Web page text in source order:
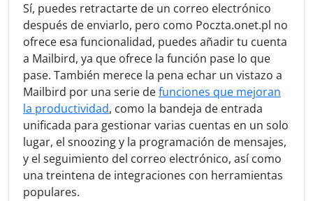
Sí, puedes retractarte de un correo electrónico
después de enviarlo, pero como Poczta.onet.pl no
ofrece esa funcionalidad, puedes añadir tu cuenta
a Mailbird, ya que ofrece la función pase lo que
pase. También merece la pena echar un vistazo a
Mailbird por una serie defunciones que mejoran
la productividad, como la bandeja de entrada
unificada para gestionar varias cuentas en un solo
lugar, el snoozing y la programación de mensajes,
y el seguimiento del correo electrónico, así como
una treintena de integraciones con herramientas
populares.